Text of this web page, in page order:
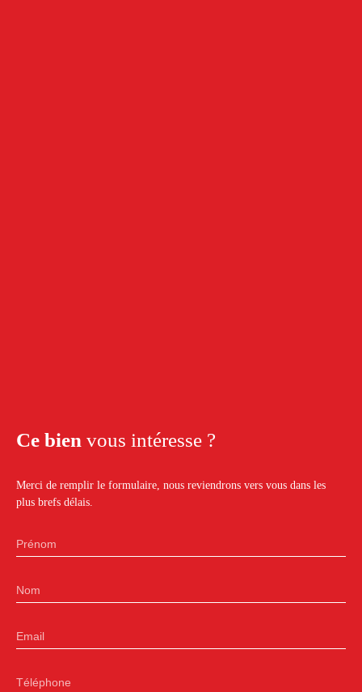
Ce bien vous intéresse ?
Merci de remplir le formulaire, nous reviendrons vers vous dans les
plus brefs délais.
Prénom
Nom
Email
Téléphone